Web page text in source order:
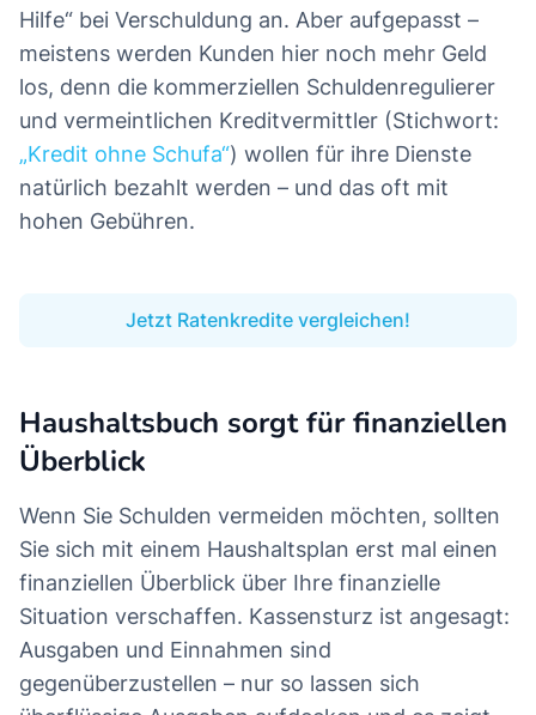
Hilfe“ bei Verschuldung an. Aber aufgepasst –
meistens werden Kunden hier noch mehr Geld
los, denn die kommerziellen Schuldenregulierer
und vermeintlichen Kreditvermittler (Stichwort:
„Kredit ohne Schufa“) wollen für ihre Dienste
natürlich bezahlt werden – und das oft mit
hohen Gebühren.
Jetzt Ratenkredite vergleichen!
Haushaltsbuch sorgt für finanziellen
Überblick
Wenn Sie Schulden vermeiden möchten, sollten
Sie sich mit einem Haushaltsplan erst mal einen
finanziellen Überblick über Ihre finanzielle
Situation verschaffen. Kassensturz ist angesagt:
Ausgaben und Einnahmen sind
gegenüberzustellen – nur so lassen sich